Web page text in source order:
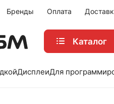
Бренды Оплата
Каталог
ДисплеиДля